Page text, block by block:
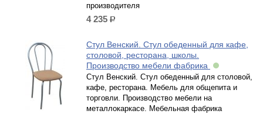
производителя
4 235 р.
Стул Венский. Cтул обеденный для кафе,
столовой, ресторана, школы.
Производство мебели фабрика
Стул Венский. Стул обеденный для столовой,
кафе, ресторана. Мебель для общепита и
торговли. Производство мебели на
металлокаркасе. Мебельная фабрика